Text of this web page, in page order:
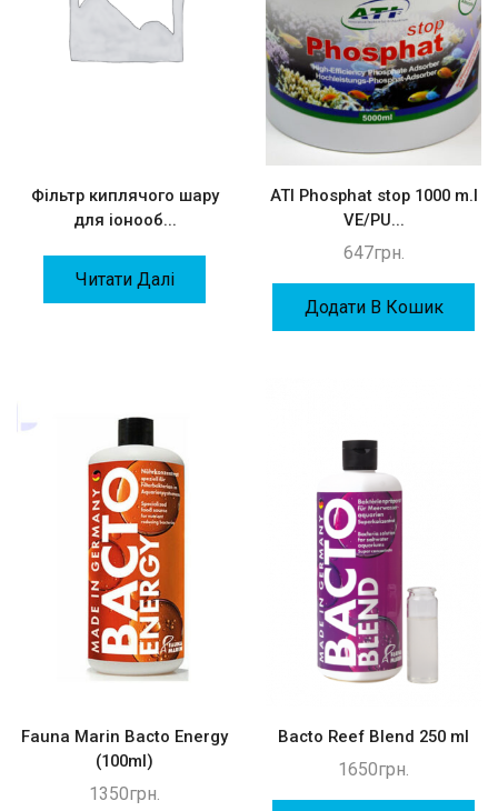
Фільтр киплячого шару
для іонооб...
Читати Далі
ATI Phosphat stop 1000 m.l
VE/PU...
647грн.
Додати В Кошик
Fauna Marin Bacto Energy
(100ml)
1350грн.
Bacto Reef Blend 250 ml
1650грн.